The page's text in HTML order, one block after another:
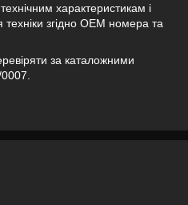
характеристикам і
згідно OEM номера та
за каталожними